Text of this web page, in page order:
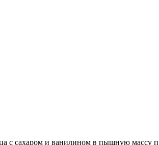
с сахаром и ванилином в пышную